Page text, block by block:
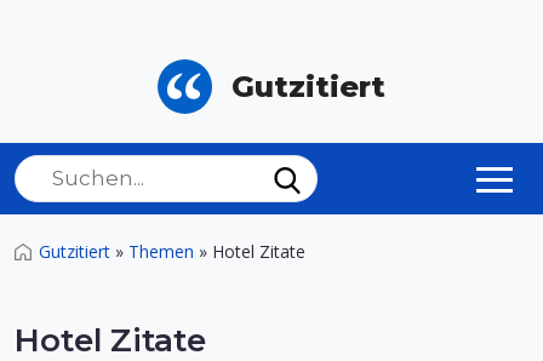
Gutzitiert
Gutzitiert » Themen » Hotel Zitate
Hotel Zitate